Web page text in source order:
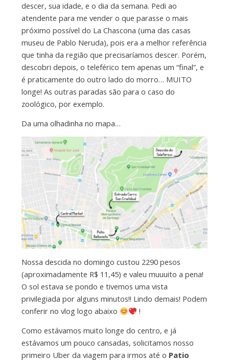
descer, sua idade, e o dia da semana. Pedi ao
atendente para me vender o que parasse o mais
próximo possível do La Chascona (uma das casas
museu de Pablo Neruda), pois era a melhor referência
que tinha da região que precisaríamos descer. Porém,
descobri depois, o teleférico tem apenas um “final”, e
é praticamente do outro lado do morro… MUITO
longe! As outras paradas são para o caso do
zoológico, por exemplo.
Da uma olhadinha no mapa…
Nossa descida no domingo custou 2290 pesos
(aproximadamente R$ 11,45) e valeu muuuito a pena!
O sol estava se pondo e tivemos uma vista
privilegiada por alguns minutos!! Lindo demais! Podem
conferir no vlog logo abaixo
!
Como estávamos muito longe do centro, e já
estávamos um pouco cansadas, solicitamos nosso
primeiro Uber da viagem para irmos até o Patio